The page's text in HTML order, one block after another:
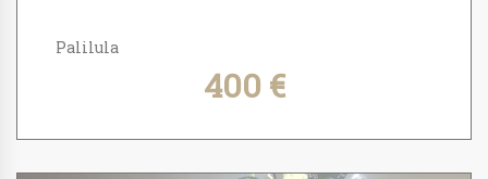
Palilula
400 €